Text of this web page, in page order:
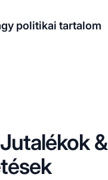
politikai tartalom
&